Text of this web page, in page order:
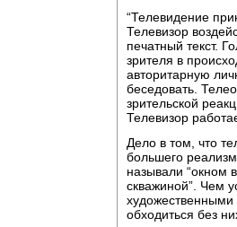
“Телевидение
Телевизор
печатный текст.
зрителя в
авторитарную
беседовать.
зрительской
Телевизор
Дело в том, что
большего
называли “окном
скважиной”. Чем
художественными
обходиться без